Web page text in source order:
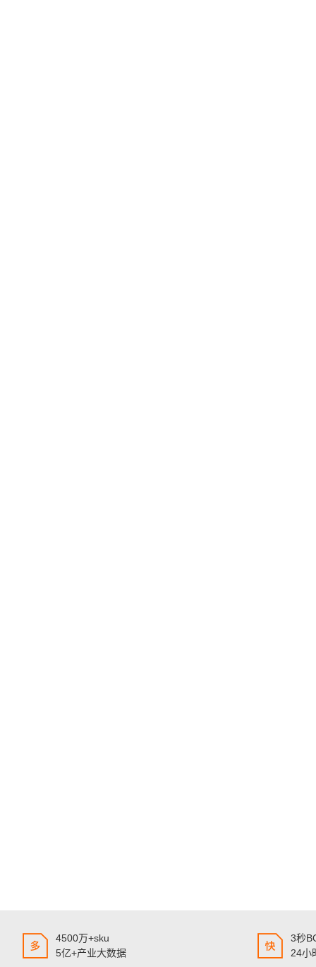
4500万+sku
5亿+产业大数据
3秒
24小